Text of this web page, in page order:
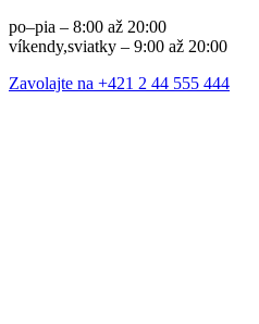
po–pia – 8:00 až 20:00
víkendy,sviatky – 9:00 až 20:00
Zavolajte na +421 2 44 555 444